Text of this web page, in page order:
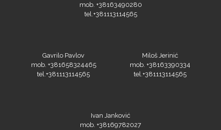
mob. +38163490280
tel.+381113114565
Gavrilo Pavlov
mob. +381658324465
tel.+381113114565
Miloš Jerinić
mob. +38163390334
tel.+381113114565
Ivan Janković
mob. +38169782027